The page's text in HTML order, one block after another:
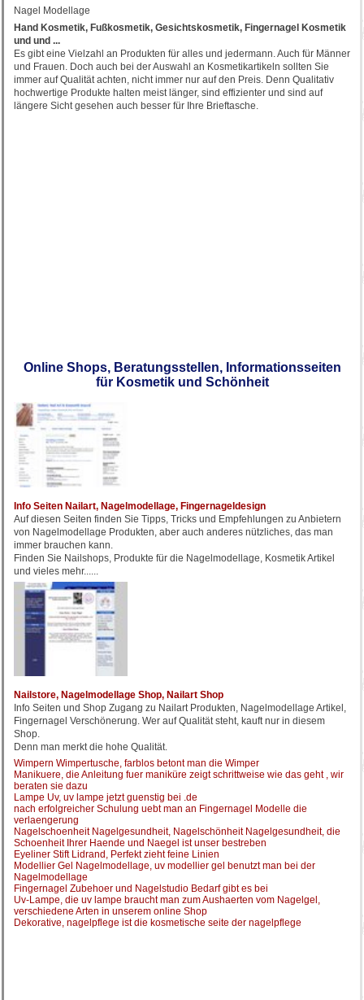
Nagel Modellage
Hand Kosmetik, Fußkosmetik, Gesichtskosmetik, Fingernagel Kosmetik
und und ...
Es gibt eine Vielzahl an Produkten für alles und jedermann. Auch für Männer
und Frauen. Doch auch bei der Auswahl an Kosmetikartikeln sollten Sie
immer auf Qualität achten, nicht immer nur auf den Preis. Denn Qualitativ
hochwertige Produkte halten meist länger, sind effizienter und sind auf
längere Sicht gesehen auch besser für Ihre Brieftasche.
Online Shops, Beratungsstellen, Informationsseiten
für Kosmetik und Schönheit
Info Seiten Nailart, Nagelmodellage, Fingernageldesign
Auf diesen Seiten finden Sie Tipps, Tricks und Empfehlungen zu Anbietern
von Nagelmodellage Produkten, aber auch anderes nützliches, das man
immer brauchen kann.
Finden Sie Nailshops, Produkte für die Nagelmodellage, Kosmetik Artikel
und vieles mehr......
Nailstore, Nagelmodellage Shop, Nailart Shop
Info Seiten und Shop Zugang zu Nailart Produkten, Nagelmodellage Artikel,
Fingernagel Verschönerung. Wer auf Qualität steht, kauft nur in diesem
Shop.
Denn man merkt die hohe Qualität.
Wimpern Wimpertusche, farblos betont man die Wimper
Manikuere, die Anleitung fuer maniküre zeigt schrittweise wie das geht , wir
beraten sie dazu
Lampe Uv, uv lampe jetzt guenstig bei .de
nach erfolgreicher Schulung uebt man an Fingernagel Modelle die
verlaengerung
Nagelschoenheit Nagelgesundheit, Nagelschönheit Nagelgesundheit, die
Schoenheit Ihrer Haende und Naegel ist unser bestreben
Eyeliner Stift Lidrand, Perfekt zieht feine Linien
Modellier Gel Nagelmodellage, uv modellier gel benutzt man bei der
Nagelmodellage
Fingernagel Zubehoer und Nagelstudio Bedarf gibt es bei
Uv-Lampe, die uv lampe braucht man zum Aushaerten vom Nagelgel,
verschiedene Arten in unserem online Shop
Dekorative, nagelpflege ist die kosmetische seite der nagelpflege